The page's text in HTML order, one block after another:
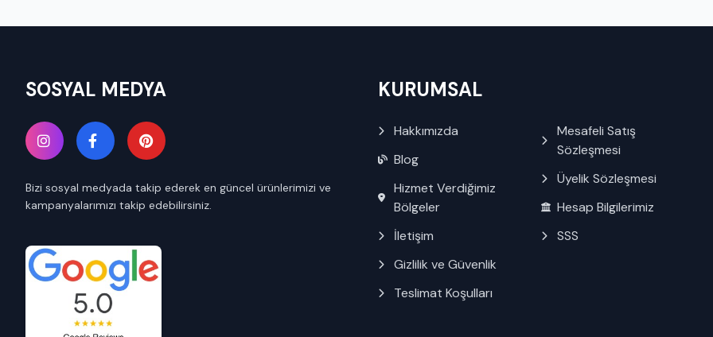
SOSYAL MEDYA
Bizi sosyal medyada takip ederek en güncel ürünlerimizi ve
kampanyalarımızı takip edebilirsiniz.
KURUMSAL
Hakkımızda
Blog
Hizmet Verdiğimiz
Bölgeler
İletişim
Gizlilik ve Güvenlik
Teslimat Koşulları
Mesafeli Satış
Sözleşmesi
Üyelik Sözleşmesi
Hesap Bilgilerimiz
SSS